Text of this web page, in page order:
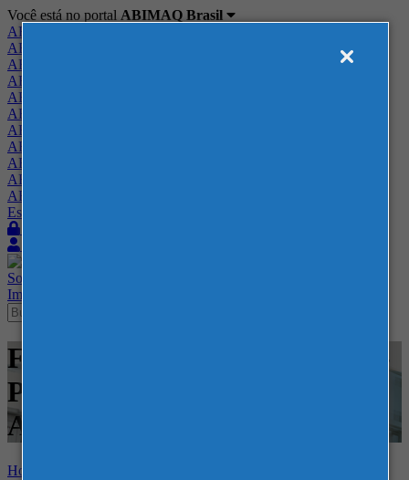
Você está no portal ABIMAQ Brasil
ABIMAQ Brasil
ABIMAQ Minas Gerais
ABIMAQ Norte-Nordeste
ABIMAQ Paraná
ABIMAQ Piracicaba
ABIMAQ Ribeirão Preto
ABIMAQ Rio de Janeiro
ABIMAQ Rio Grande do Sul
ABIMAQ Santa Catarina
ABIMAQ São Paulo
ABIMAQ Vale do Paraíba
Escritório de Relações Governamentais
Sobre
Imprensa
Feiras - Expotrade - Curitiba -
PR - Feira Nacional -
Alimentício
Home